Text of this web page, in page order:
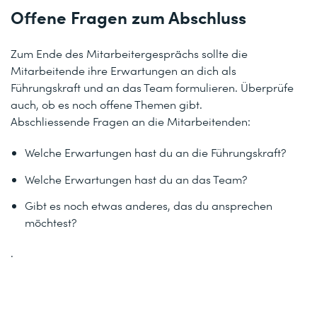
Offene Fragen zum Abschluss
Zum Ende des Mitarbeitergesprächs sollte die
Mitarbeitende ihre Erwartungen an dich als
Führungskraft und an das Team formulieren. Überprüfe
auch, ob es noch offene Themen gibt.
Abschliessende Fragen an die Mitarbeitenden:
Welche Erwartungen hast du an die Führungskraft?
Welche Erwartungen hast du an das Team?
Gibt es noch etwas anderes, das du ansprechen
möchtest?
.